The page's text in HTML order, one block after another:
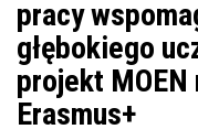
pracy
głębokiego
projekt MOEN
Erasmus+